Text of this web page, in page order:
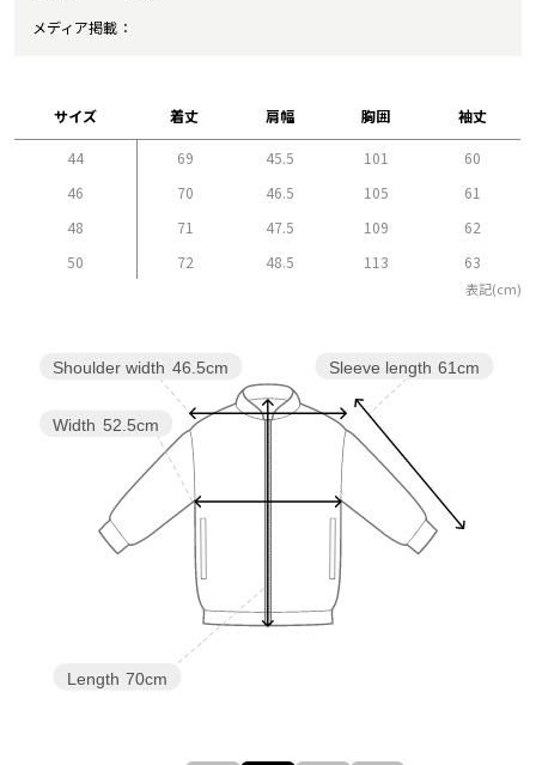
メディア掲載
サイズ 着丈 肩幅 胸囲 袖丈
44 69 45.5 101
60
46
70 46.5 105
61
48
71 47.5 109
62
50
72 48.5 113 63
表記(cm)
Sleeve length 61cm
Length 70cm
Width 52.5cm
Shoulder width 46.5cm